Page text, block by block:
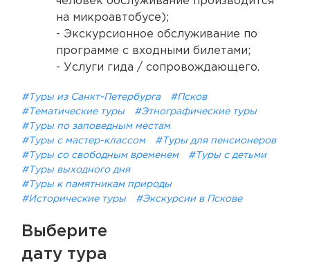
на микроавтобусе);
- Экскурсионное обслуживание по
программе с входными билетами;
- Услуги гида / сопровождающего.
#Туры из Санкт-Петербурга
#Псков
#Тематические туры
#Этнографические туры
#Туры по заповедным местам
#Туры с мастер-классом
#Туры для пенсионеров
#Туры со свободным временем
#Туры с детьми
#Туры выходного дня
#Туры к памятникам природы
#Исторические туры
#Экскурсии в Пскове
Выберите
дату тура